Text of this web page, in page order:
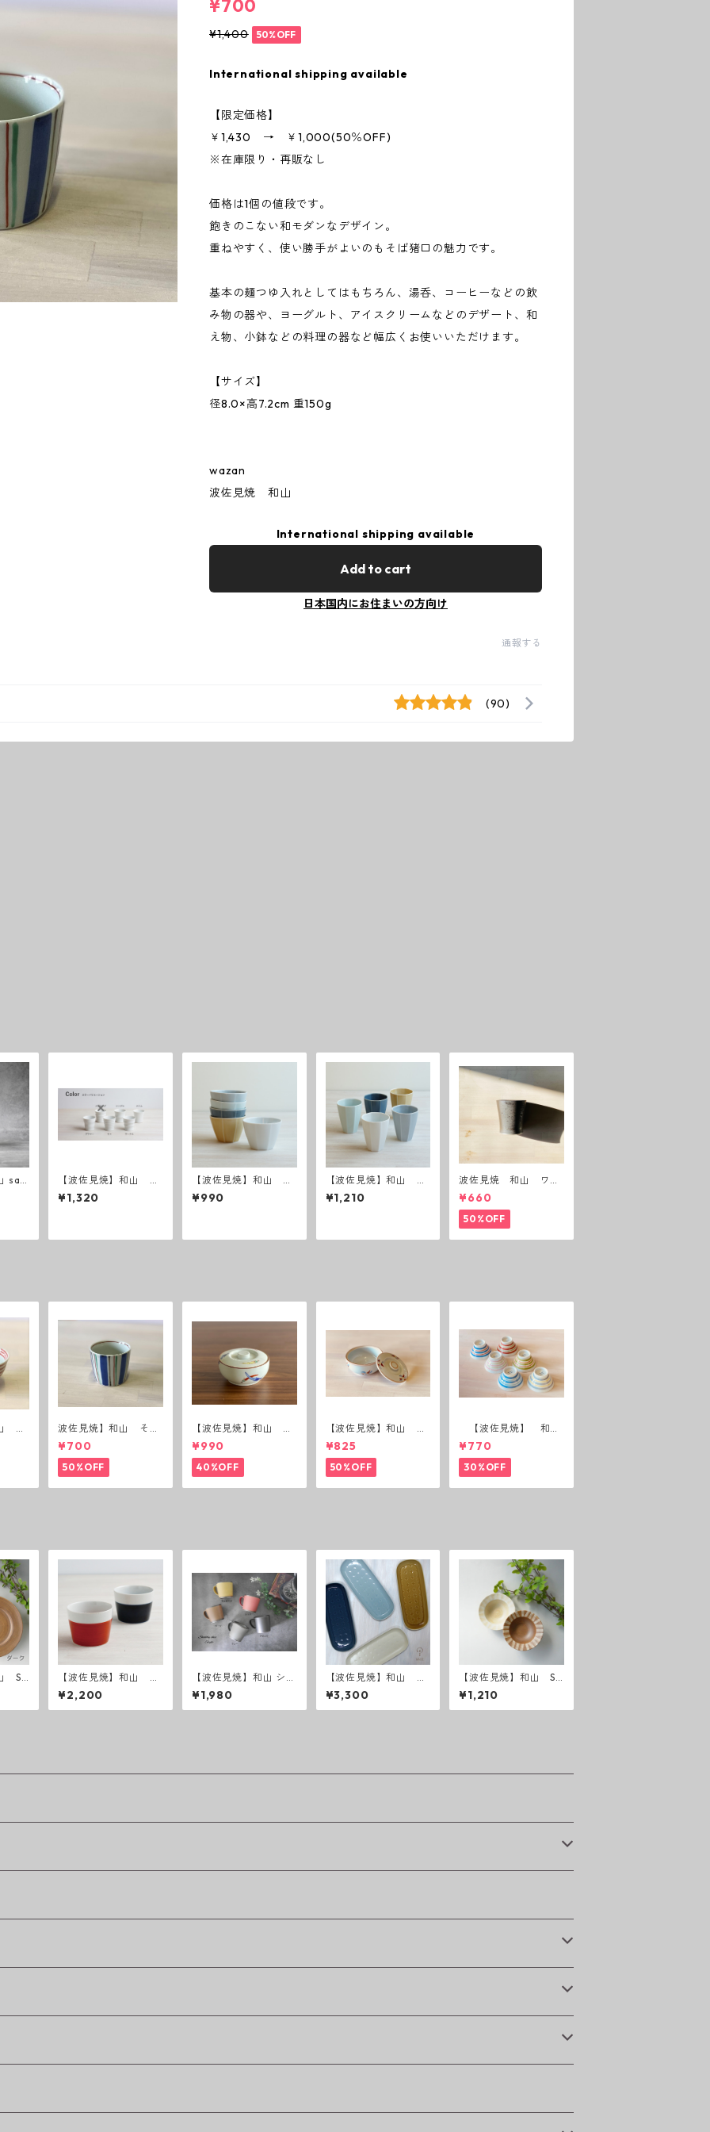
¥700
¥1,400 50%OFF
International shipping available
【限定価格】
￥1,430 → ￥1,000(50％OFF)
※在庫限り・再販なし
価格は1個の値段です。
飽きのこない和モダンなデザイン。
重ねやすく、使い勝手がよいのもそば猪口の魅力です。
基本の麺つゆ入れとしてはもちろん、湯呑、コーヒーなどの飲
み物の器や、ヨーグルト、アイスクリームなどのデザート、和
え物、小鉢などの料理の器など幅広くお使いいただけます。
【サイズ】
径8.0×高7.2cm 重150g
wazan
波佐見焼 和山
International shipping available
Add to cart
日本国内にお住まいの方向け
通報する
(90)
saz
【波佐見焼】和山 ミ
ニワビカップ 白 - 全
6種類 -
¥1,320
【波佐見焼】和山 八
角シリーズ フリーカ
ップS
¥990
【波佐見焼】和山 八
角シリーズ フリーカ
ップL
¥1,210
波佐見焼 和山 ワビ
カップ 黒錆 3種(アウ
トレット）
¥660
50%OFF
ボ
波佐見焼】和山 そば
猪口（十草）
¥700
50%OFF
【波佐見焼】和山 蓋
付丸鉢(唐辛子)
¥990
40%OFF
【波佐見焼】和山 蓋
付丸鉢(花絵)
¥825
50%OFF
【波佐見焼】 和
山 広東碗 二色ボー
ダー 全6パターン
¥770
30%OFF
Sh
【波佐見焼】和山 そ
ば猪口 半青・半赤2
個セット
¥2,200
【波佐見焼】和山 シャ
ビー KKマグカップ
¥1,980
【波佐見焼】和山 R
ONDE 長皿
¥3,300
【波佐見焼】和山 Sh
abby chic style ボウ
ル小
¥1,210